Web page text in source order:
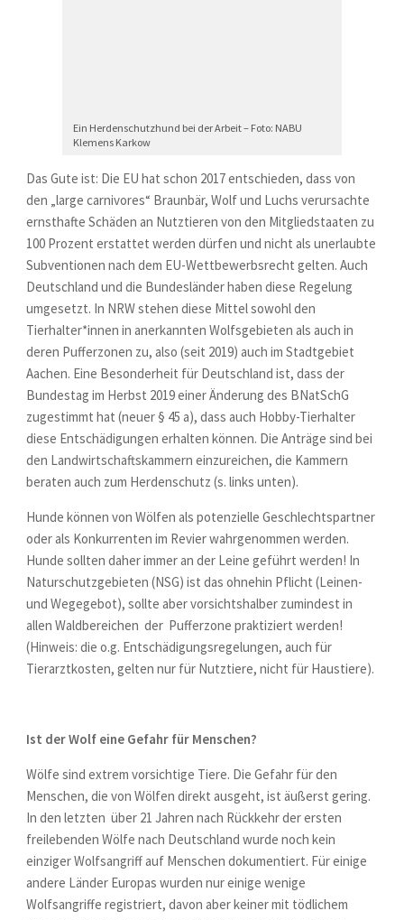
Ein Herdenschutzhund bei der Arbeit – Foto: NABU
Klemens Karkow
Das Gute ist: Die EU hat schon 2017 entschieden, dass von
den „large carnivores“ Braunbär, Wolf und Luchs verursachte
ernsthafte Schäden an Nutztieren von den Mitgliedstaaten zu
100 Prozent erstattet werden dürfen und nicht als unerlaubte
Subventionen nach dem EU-Wettbewerbsrecht gelten. Auch
Deutschland und die Bundesländer haben diese Regelung
umgesetzt. In NRW stehen diese Mittel sowohl den
Tierhalter*innen in anerkannten Wolfsgebieten als auch in
deren Pufferzonen zu, also (seit 2019) auch im Stadtgebiet
Aachen. Eine Besonderheit für Deutschland ist, dass der
Bundestag im Herbst 2019 einer Änderung des BNatSchG
zugestimmt hat (neuer § 45 a), dass auch Hobby-Tierhalter
diese Entschädigungen erhalten können. Die Anträge sind bei
den Landwirtschaftskammern einzureichen, die Kammern
beraten auch zum Herdenschutz (s. links unten).
Hunde können von Wölfen als potenzielle Geschlechtspartner
oder als Konkurrenten im Revier wahrgenommen werden.
Hunde sollten daher immer an der Leine geführt werden! In
Naturschutzgebieten (NSG) ist das ohnehin Pflicht (Leinen-
und Wegegebot), sollte aber vorsichtshalber zumindest in
allen Waldbereichen der Pufferzone praktiziert werden!
(Hinweis: die o.g. Entschädigungsregelungen, auch für
Tierarztkosten, gelten nur für Nutztiere, nicht für Haustiere).
Ist der Wolf eine Gefahr für Menschen?
Wölfe sind extrem vorsichtige Tiere. Die Gefahr für den
Menschen, die von Wölfen direkt ausgeht, ist äußerst gering.
In den letzten über 21 Jahren nach Rückkehr der ersten
freilebenden Wölfe nach Deutschland wurde noch kein
einziger Wolfsangriff auf Menschen dokumentiert. Für einige
andere Länder Europas wurden nur einige wenige
Wolfsangriffe registriert, davon aber keiner mit tödlichem